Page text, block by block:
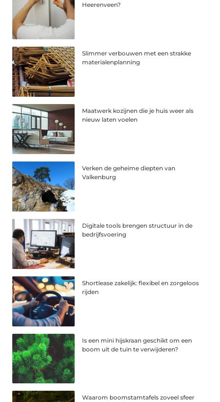
Heerenveen?
Slimmer verbouwen met een strakke
materialenplanning
Maatwerk kozijnen die je huis weer als
nieuw laten voelen
Verken de geheime diepten van
Valkenburg
Digitale tools brengen structuur in de
bedrijfsvoering
Shortlease zakelijk: flexibel en zorgeloos
rijden
Is een mini hijskraan geschikt om een
boom uit de tuin te verwijderen?
Waarom boomstamtafels zoveel sfeer